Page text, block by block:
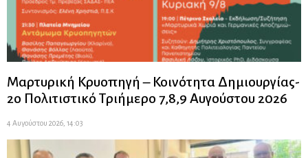
Μαρτυρική Κρυοπηγή – Κοινότητα Δημιουργίας-
2ο Πολιτιστικό Τριήμερο 7,8,9 Αυγούστου 2026
4 Αυγούστου 2026, 14:03